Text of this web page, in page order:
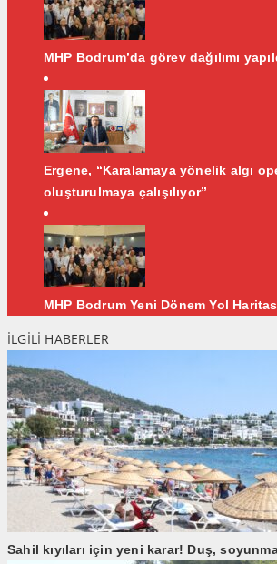
MHP Bodrum’da görev dağılımı
Ergene, “Karalamaya yönelik algı
oluşturulmaya çalışılıyor”
MHP Bodrum Yeni Dönem Yol
İLGİLİ HABERLER
Sahil kıyıları için yeni karar! Duş,